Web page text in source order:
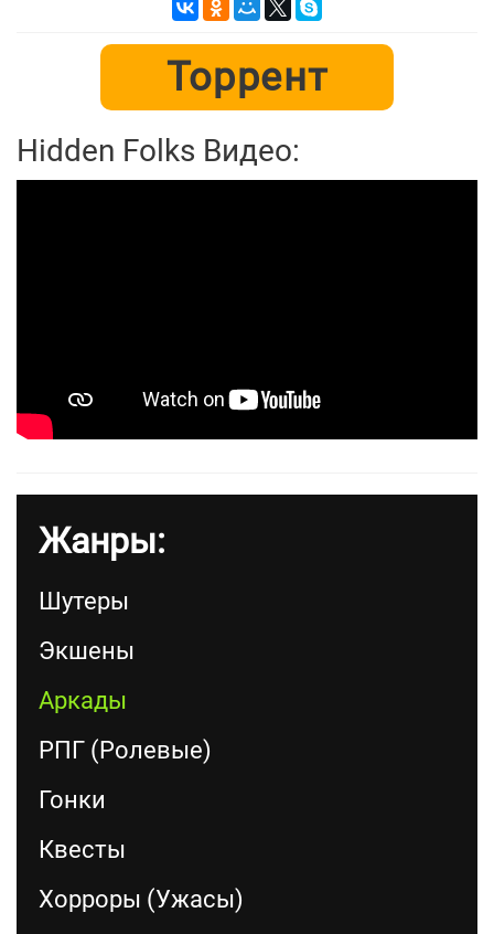
Торрент
Hidden Folks Видео:
Жанры:
Шутеры
Экшены
Аркады
РПГ (Ролевые)
Гонки
Квесты
Хорроры (Ужасы)